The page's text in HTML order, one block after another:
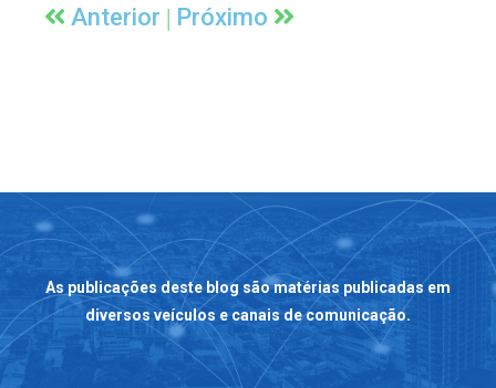
Anterior | Próximo
As publicações deste blog são matérias publicadas em
diversos veículos e canais de comunicação.